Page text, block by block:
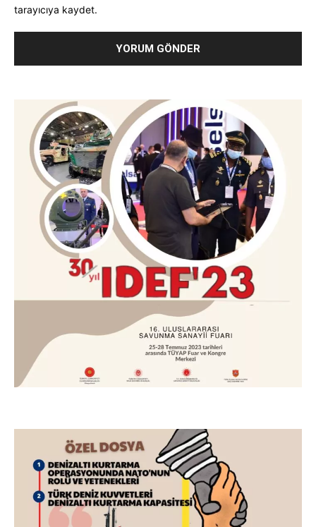
tarayıcıya kaydet.